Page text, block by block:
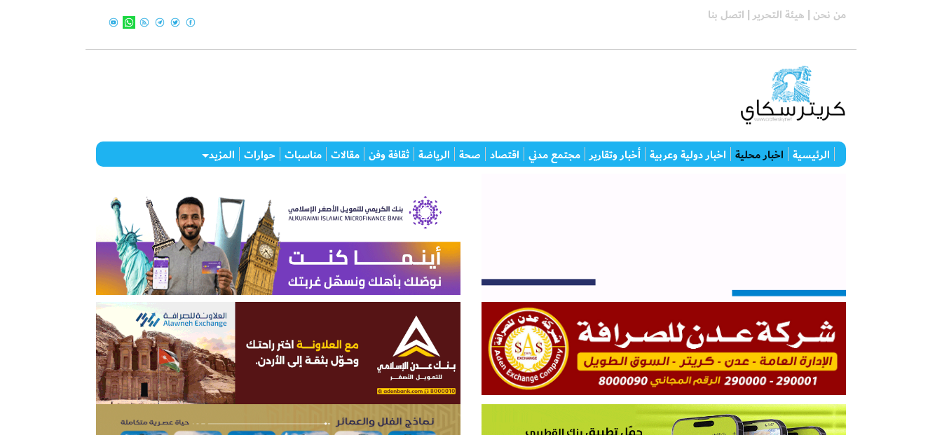
من نحن | هيئة التحرير | اتصل بنا
الرئيسية اخبار محلية اخبار دولية وعربية أخبار وتقارير مجتمع مدني اقتصاد صحة الرياضة ثقافة وفن مقالات مناسبات حوارات المزيد